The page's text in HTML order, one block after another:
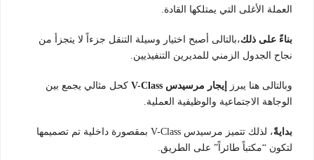
العملة الأغلى التي يمتلكها القادة.
بناءً على ذلك،بالتالى أصبح اختيار وسيلة التنقل جزءاً لا يتجزأ من
نجاح الجدول الزمني للمديرين التنفيذيين.
وبالتالى هنا يبرز إيجار مرسيدس V-Class
كحل مثالي يجمع بين
الوجاهة الاجتماعية والوظيفية العملية.
بدايةً
، لذلك تتميز مرسيدس V-Class بمقصورة داخلية تم تصميمها
لتكون “مكتباً طائراً” على الطريق.